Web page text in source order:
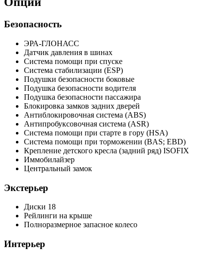
Безопасность
ЭРА-ГЛОНАСС
Датчик давления в шинах
Система помощи при спуске
Система стабилизации (ESP)
Подушки безопасности боковые
Подушка безопасности водителя
Подушка безопасности пассажира
Блокировка замков задних дверей
Антиблокировочная система (ABS)
Антипробуксовочная система (ASR)
Система помощи при старте в гору (HSA)
Система помощи при торможении (BAS; EBD)
Крепление детского кресла (задний ряд) ISOFIX
Иммобилайзер
Центральный замок
Экстерьер
Диски 18
Рейлинги на крыше
Полноразмерное запасное колесо
Интерьер